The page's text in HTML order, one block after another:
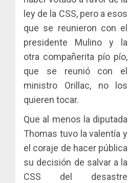
ley de la CSS, pero a esos
que se reunieron con el
presidente Mulino y la
otra compañerita pío pío,
que se reunió con el
ministro Orillac, no los
quieren tocar.
Que al menos la diputada
Thomas tuvo la valentía y
el coraje de hacer pública
su decisión de salvar a la
CSS del desastre